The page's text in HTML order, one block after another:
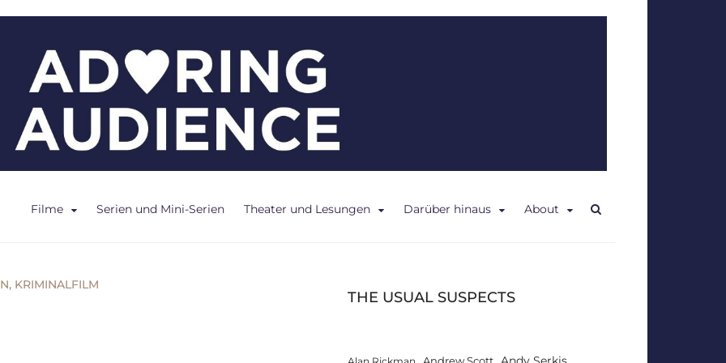
Filme Serien und Mini-Serien Theater und Lesungen Darüber hinaus About
, KRIMINALFILM
THE USUAL SUSPECTS
Andy Serkis